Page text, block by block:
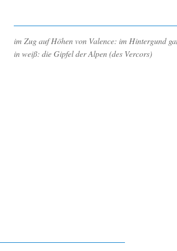
im Zug auf Höhen von Valence: im Hintergund
in weiß: die Gipfel der Alpen (des Vercors)